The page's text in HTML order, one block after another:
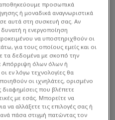
προσωπικά
ή μοναδικά αναγνωριστικά
αυτά στη συσκευή σας. Αν
η ενεργοποίηση
να υποστηριχθούν οι
για τους οποίους εμείς και οι
τα δεδομένα με σκοπό την
Απόρριψη όλων όλων ή
εν λόγω τεχνολογίες θα
οι ιχνηλάτες, ορισμένο
διαφημίσεις που βλέπετε
με εσάς. Μπορείτε να
να αλλάξετε τις επιλογές σας ή
πάσα στιγμή πατώντας τον